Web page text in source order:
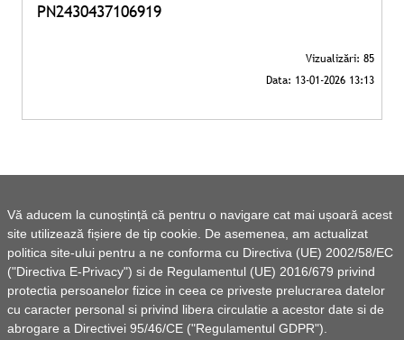
Vă aducem la cunoștință că pentru o navigare cat mai ușoară acest
site utilizează fișiere de tip cookie. De asemenea, am actualizat
politica site-ului pentru a ne conforma cu Directiva (UE) 2002/58/EC
("Directiva E-Privacy") si de Regulamentul (UE) 2016/679 privind
protectia persoanelor fizice in ceea ce priveste prelucrarea datelor
cu caracter personal si privind libera circulatie a acestor date si de
abrogare a Directivei 95/46/CE ("Regulamentul GDPR").
PN2430437106919